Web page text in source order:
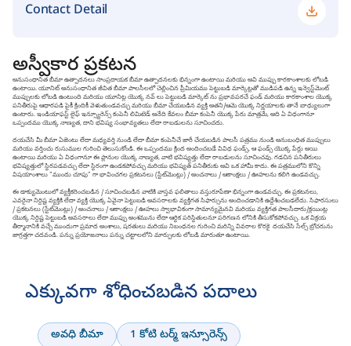
Contact Detail
అస్వీకార ప్రకటన
అనుసంధానిత బీమా ఉత్పాదనలు సాంప్రదాయక బీమా ఉత్పాదనలకు భిన్నంగా ఉంటాయి మరియు అవి ముప్పు కారకాంశాలకు లోబడి
ఉంటాయి. యూనిట్ అనుసంధానిత జీవిత బీమా పాలసీలలో చెల్లించిన ప్రీమియము పెట్టుబడి మార్కెట్లతో ముడిపడి ఉన్న ఇన్వెస్ట్‌మెంట్
ముప్పులకు లోబడి ఉంటుంది మరియు యూనిట్ల యొక్క నవ్ లు పెట్టుబడి మార్కెట్ ను ప్రభావపరచే ఫండ్ మరియు కారకాంశాల యొక్క
పనితీరుపై ఆధారపడి పైకీ క్రిందికీ వెళుతుండవచ్చు మరియు బీమా చేయబడిన వ్యక్తి అతని/ఆమె యొక్క నిర్ణయాలకు తానే బాధ్యులుగా
ఉంటారు. ఇండియాఫస్ట్ లైఫ్ ఇన్స్యూరెన్స్ కంపెనీ లిమిటెడ్ అనేది కేవలం బీమా కంపెనీ యొక్క పేరు మాత్రమే, అది ఏ విధంగానూ
ఒప్పందము యొక్క నాణ్యత, దాని భవిష్య సంభావ్యతలు లేదా రాబడులను సూచించదు.
దయచేసి మీ బీమా ఏజెంటు లేదా మధ్యవర్తి నుండి లేదా బీమా కంపెనీచే జారీ చేయబడిన పాలసీ పత్రము నుండి అనుబంధిత ముప్పులు
మరియు వర్తించు రుసుముల గురించి తెలుసుకోండి. ఈ ఒప్పందము క్రింద అందించబడే వివిధ ఫండ్స్, ఆ ఫండ్స్ యొక్క పేర్లు అయి
ఉంటాయి మరియు ఏ విధంగానూ ఈ ప్లానుల యొక్క నాణ్యత, వాటి భవిష్యత్తు లేదా రాబడులను సూచించవు. గడచిన పనితీరులు
భవిష్యత్తులో స్థిరపడవచ్చు లేదా స్థిరంగా ఉండకపోవచ్చు మరియు భవిష్యత్ పనితీరుకు అవి ఒక హామీ కాదు. ఈ పత్రములోని కొన్ని
విషయాంశాలు "ముందు చూపు” గా భావించగల ప్రకటనలు (స్టేట్‌మెంట్లు) / అంచనాలు / ఆకాంక్షలు / ఊహలను కలిగి ఉండవచ్చు.
ఈ డాక్యుమెంటులో వ్యక్తీకరించబడిన / సూచించబడిన వాటికి వాస్తవ ఫలితాలు వస్తురూపేణా భిన్నంగా ఉండవచ్చు. ఈ ప్రకటనలు,
ఎవరైనా నిర్దిష్ట వ్యక్తికి లేదా వ్యక్తి యొక్క ఏవైనా పెట్టుబడి అవసరాలకు వ్యక్తిగత సిఫార్సును అందించడానికి ఉద్దేశించబడలేదు. సిఫారసులు
/ ప్రకటనలు (స్టేట్‌మెంట్లు) / అంచనాలు / ఆకాంక్షలు / ఊహలు స్వాభావికంగా సామాన్యమైనవి మరియు వ్యక్తిగత పాలసీదారు/క్లయింట్ల
యొక్క నిర్దిష్ట పెట్టుబడి అవసరాలు లేదా ముప్పు అంశమును లేదా ఆర్థిక పరిస్థితులనూ పరిగణన లోనికి తీసుకోకపోవచ్చు. ఒక విక్రయ
తీర్మానానికి వచ్చే ముందుగా ప్రమాద అంశాలు, షరతులు మరియు నిబంధనల గురించి మరిన్ని వివరాల కొరకై దయచేసి సేల్స్ బ్రోచరును
జాగ్రత్తగా చదవండి. పన్ను ప్రయోజనాలు పన్ను చట్టాలలోని మార్పులకు లోబడి మారుతూ ఉంటాయి.
ఎక్కువగా శోధించబడిన పదాలు
అవధి బీమా
1 కోటి టర్మ్ ఇన్సూరెన్స్